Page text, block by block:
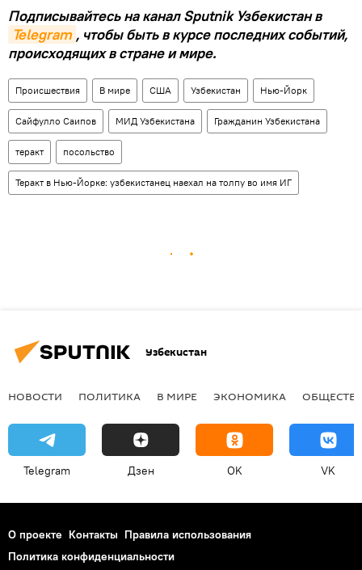
Подписывайтесь на канал Sputnik Узбекистан в
Telegram , чтобы быть в курсе последних событий,
происходящих в стране и мире.
Происшествия В мире США Узбекистан Нью-Йорк
Сайфулло Саипов МИД Узбекистана Гражданин Узбекистана
теракт посольство
Теракт в Нью-Йорке: узбекистанец наехал на толпу во имя ИГ
Узбекистан
НОВОСТИ ПОЛИТИКА В МИРЕ ЭКОНОМИКА
Telegram Дзен OK VK
О проекте Контакты Правила использования
Политика конфиденциальности